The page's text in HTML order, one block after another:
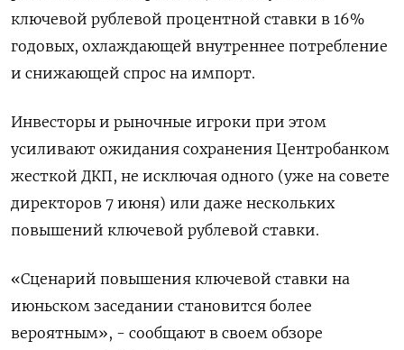
ключевой рублевой процентной ставки в 16%
годовых, охлаждающей внутреннее потребление
и снижающей спрос на импорт.
Инвесторы и рыночные игроки при этом
усиливают ожидания сохранения Центробанком
жесткой ДКП, не исключая одного (уже на совете
директоров 7 июня) или даже нескольких
повышений ключевой рублевой ставки.
«Сценарий повышения ключевой ставки на
июньском заседании становится более
вероятным», - сообщают в своем обзоре